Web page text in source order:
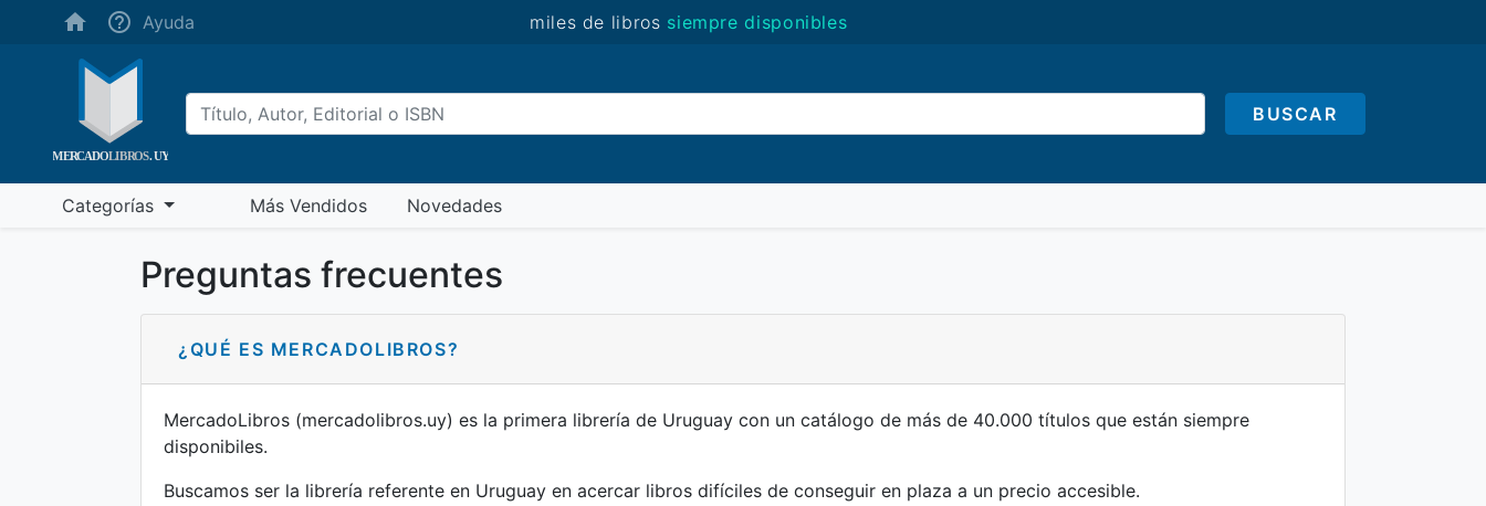
Ayuda miles de libros siempre disponibles
BUSCAR
Categorías Más Vendidos(más vendidos)
Novedades(novedades)
Preguntas frecuentes
¿QUÉ ES MERCADOLIBROS?
MercadoLibros (mercadolibros.uy) es la primera librería de Uruguay con un catálogo de más de 40.000 títulos que están siempre
disponibiles.
Buscamos ser la librería referente en Uruguay en acercar libros difíciles de conseguir en plaza a un precio accesible.